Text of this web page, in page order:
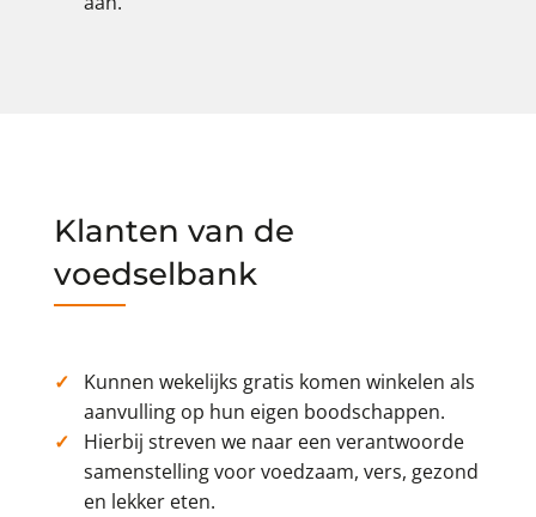
Klanten van de
voedselbank
Kunnen wekelijks gratis komen winkelen als
aanvulling op hun eigen boodschappen.
Hierbij streven we naar een verantwoorde
samenstelling voor voedzaam, vers, gezond
en lekker eten.